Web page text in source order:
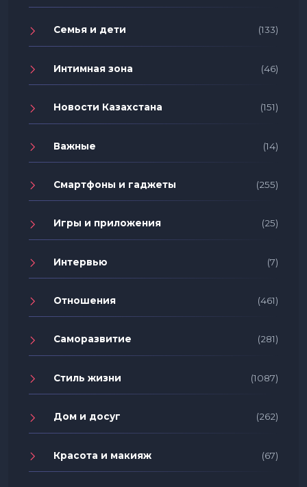
Семья и дети (133)
Интимная зона (46)
Новости Казахстана (151)
Важные (14)
Смартфоны и гаджеты (255)
Игры и приложения (25)
Интервью (7)
Отношения (461)
Саморазвитие (281)
Стиль жизни (1087)
Дом и досуг (262)
Красота и макияж (67)